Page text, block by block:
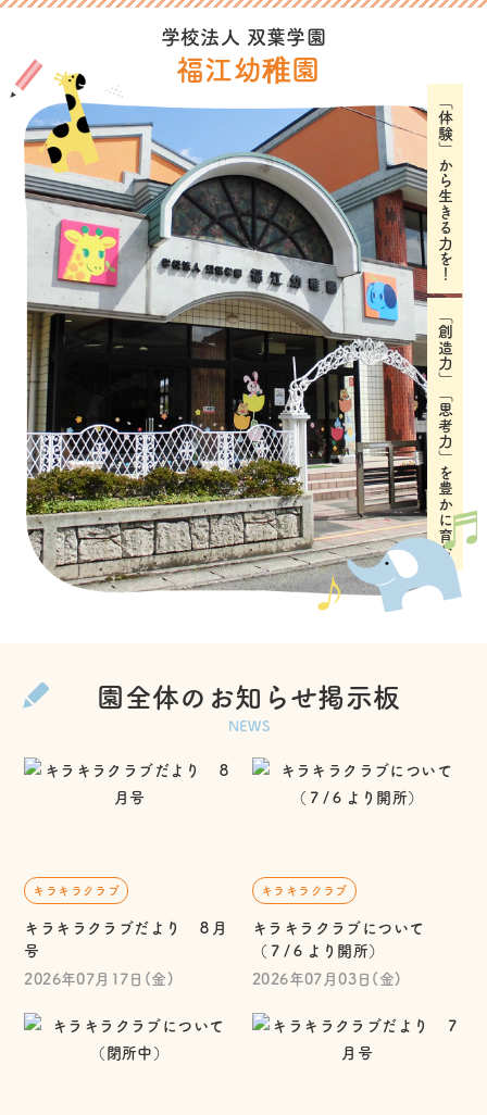
学校法人 双葉学園
福江幼稚園
「体験」から生きる力を！
「創造力」「思考力」を豊かに育む
園全体のお知らせ掲示板
NEWS
キラキラクラブ
キラキラクラブだより ８月
号
2026年07月17日(金)
キラキラクラブ
キラキラクラブについて
（７/６より開所）
2026年07月03日(金)